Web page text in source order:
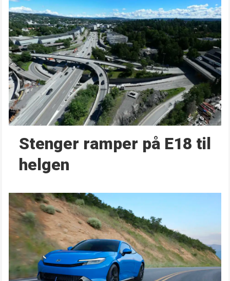
Stenger ramper på E18 til
helgen